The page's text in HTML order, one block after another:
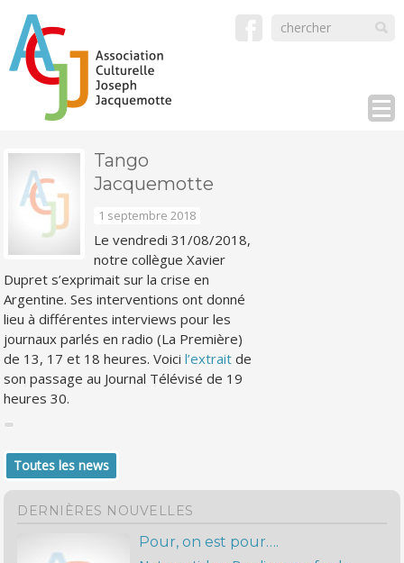
Tango
Jacquemotte
1 septembre 2018
Le vendredi 31/08/2018,
notre collègue Xavier
Dupret s’exprimait sur la crise en
Argentine. Ses interventions ont donné
lieu à différentes interviews pour les
journaux parlés en radio (La Première)
de 13, 17 et 18 heures. Voicil’extrait de
son passage au Journal Télévisé de 19
heures 30.
Toutes les news
DERNIÈRES NOUVELLES
Pour, on est pour….